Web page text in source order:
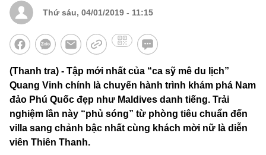
Thứ sáu, 04/01/2019 - 11:15
(Thanh tra) - Tập mới nhất của “ca sỹ mê du lịch”
Quang Vinh chính là chuyến hành trình khám phá Nam
đảo Phú Quốc đẹp như Maldives danh tiếng. Trải
nghiệm lần này “phủ sóng” từ phòng tiêu chuẩn đến
villa sang chảnh bậc nhất cùng khách mời nữ là diễn
viên Thiên Thanh.